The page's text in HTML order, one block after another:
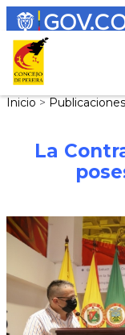
Inicio > Publicaciones
La